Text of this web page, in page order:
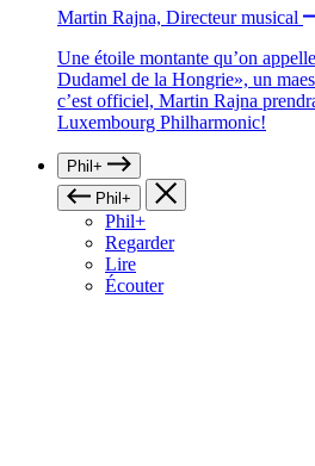
Martin Rajna, Directeur musical
Une étoile montante qu’on
Dudamel de la Hongrie», un
c’est officiel, Martin Rajna
Luxembourg Philharmonic!
Phil+
Phil+
Phil+
Regarder
Lire
Écouter